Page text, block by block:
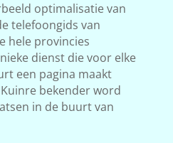
optimalisatie van
telefoongids van
hele provincies
dienst die voor elke
een pagina maakt
bekender word
in de buurt van